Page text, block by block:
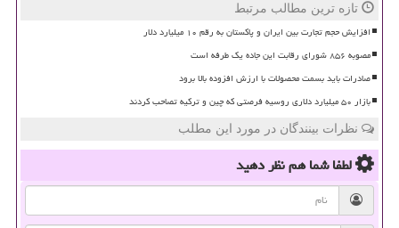
تازه ترین مطالب مرتبط
افزایش حجم تجارت بین ایران و پاکستان به رقم ۱۰ میلیارد دلار
مصوبه ۸۵۶ شورای رقابت این جاده یک طرفه است
صادرات باید بسمت محصولات با ارزش افزوده بالا برود
بازار ۵۰ میلیارد دلاری روسیه فرصتی که چین و ترکیه تصاحب کردند
نظرات بینندگان در مورد این مطلب
لطفا شما همنظر دهید